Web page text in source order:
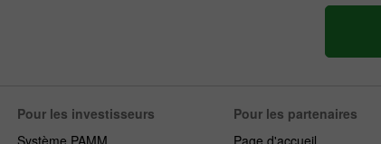
Pour les investisseurs
Système PAMM
Pour les partenaires
Page d'accueil